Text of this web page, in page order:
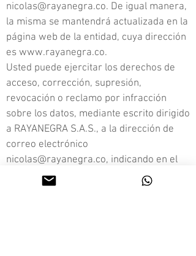
nicolas@rayanegra.co. De igual manera,
la misma se mantendrá actualizada en la
página web de la entidad, cuya dirección
es www.rayanegra.co.
Usted puede ejercitar los derechos de
acceso, corrección, supresión,
revocación o reclamo por infracción
sobre los datos, mediante escrito dirigido
a RAYANEGRA S.A.S., a la dirección de
correo electrónico
nicolas@rayanegra.co, indicando en el
asunto el derecho que desea ejercitar, o